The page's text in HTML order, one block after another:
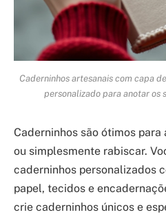
Caderninhos artesanais com capa
personalizado para anotar os
Caderninhos são ótimos
ou simplesmente rabiscar.
caderninhos personalizados
papel, tecidos e
crie caderninhos únicos e